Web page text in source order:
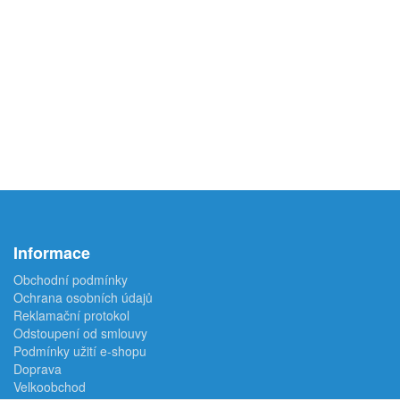
Informace
Obchodní podmínky
Ochrana osobních údajů
Reklamační protokol
Odstoupení od smlouvy
Podmínky užití e-shopu
Doprava
Velkoobchod